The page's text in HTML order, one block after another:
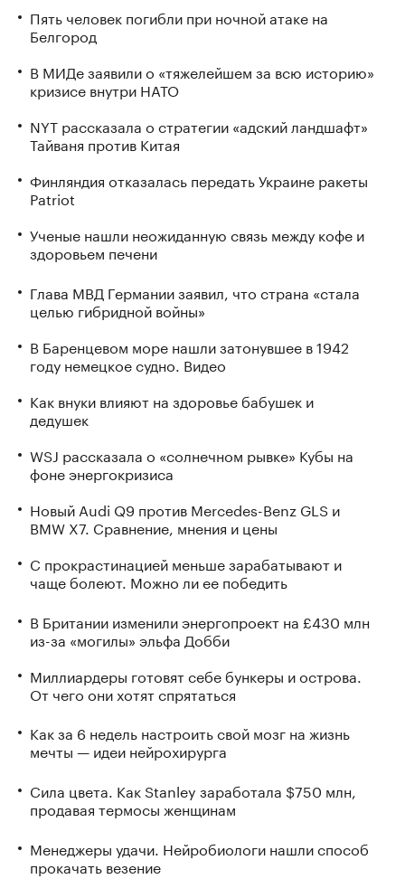
Пять человек погибли при ночной атаке на
Белгород
В МИДе заявили о «тяжелейшем за всю историю»
кризисе внутри НАТО
NYT рассказала о стратегии «адский ландшафт»
Тайваня против Китая
Финляндия отказалась передать Украине ракеты
Patriot
Ученые нашли неожиданную связь между кофе и
здоровьем печени
Глава МВД Германии заявил, что страна «стала
целью гибридной войны»
В Баренцевом море нашли затонувшее в 1942
году немецкое судно. Видео
Как внуки влияют на здоровье бабушек и
дедушек
WSJ рассказала о «солнечном рывке» Кубы на
фоне энергокризиса
Новый Audi Q9 против Mercedes-Benz GLS и
BMW X7. Сравнение, мнения и цены
С прокрастинацией меньше зарабатывают и
чаще болеют. Можно ли ее победить
В Британии изменили энергопроект на £430 млн
из-за «могилы» эльфа Добби
Миллиардеры готовят себе бункеры и острова.
От чего они хотят спрятаться
Как за 6 недель настроить свой мозг на жизнь
мечты — идеи нейрохирурга
Сила цвета. Как Stanley заработала $750 млн,
продавая термосы женщинам
Менеджеры удачи. Нейробиологи нашли способ
прокачать везение